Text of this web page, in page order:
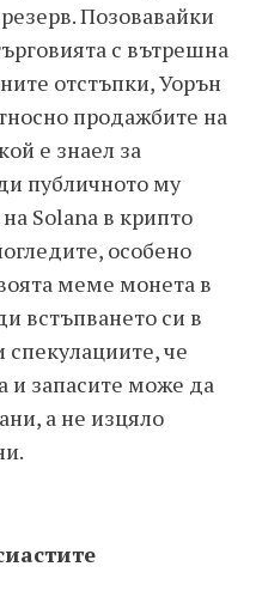
Позовавайки
с вътрешна
отстъпки, Уорън
продажбите на
е знаел за
публичното му
Solana в крипто
особено
меме монета в
встъпването си в
че
и запасите може да
а не изцяло